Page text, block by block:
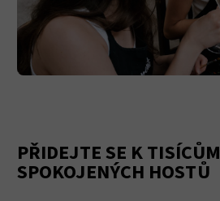
PŘIDEJTE SE K TISÍCŮM
SPOKOJENÝCH HOSTŮ